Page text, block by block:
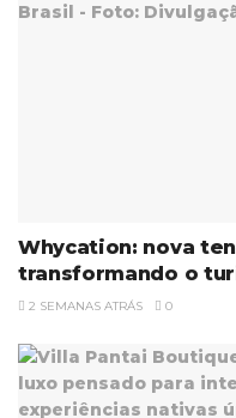
Whycation: nova
transformando o
2 SEMANAS ATRÁS 0